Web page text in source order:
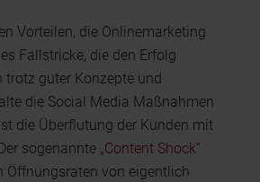
Vorteilen, die Onlinemarketing
Fallstricke, die den Erfolg
trotz guter Konzepte und
die Social Media Maßnahmen
die Überflutung der Kunden mit
sogenannte „Content Shock“
Öffnungsraten von eigentlich